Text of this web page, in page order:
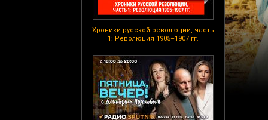
Хроники русской революции, часть
1: Революция 1905–1907 гг.